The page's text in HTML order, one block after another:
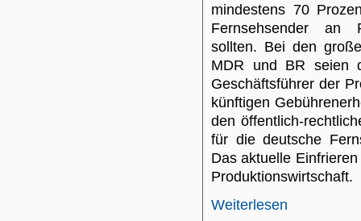
mindestens 70
Fernsehsender an
sollten. Bei den
MDR und BR seien
Geschäftsführer der
künftigen
den öffentlich-
für die deutsche
Das aktuelle
Produktionswirtschaft.
Weiterlesen